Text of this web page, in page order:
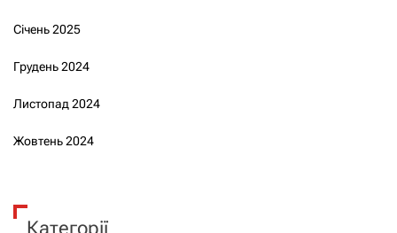
Січень 2025
Грудень 2024
Листопад 2024
Жовтень 2024
Категорії